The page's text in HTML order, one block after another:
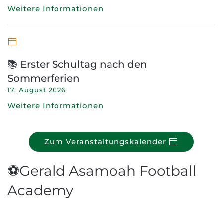
Weitere Informationen
📚 Erster Schultag nach den
Sommerferien
17. August 2026
Weitere Informationen
Zum Veranstaltungskalender
⚽Gerald Asamoah Football
Academy